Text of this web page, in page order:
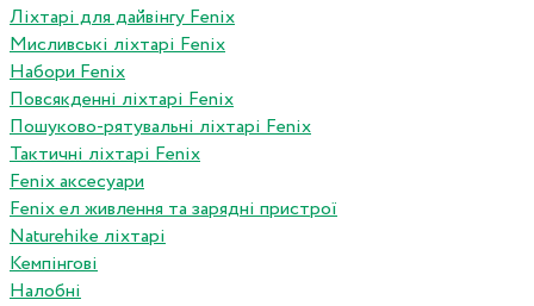
Ліхтарі для дайвінгу Fenix
Мисливські ліхтарі Fenix
Набори Fenix
Повсякденні ліхтарі Fenix
Пошуково-рятувальні ліхтарі Fenix
Тактичні ліхтарі Fenix
Fenix аксесуари
Fenix ел живлення та зарядні пристрої
Naturehike ліхтарі
Кемпінгові
Налобні